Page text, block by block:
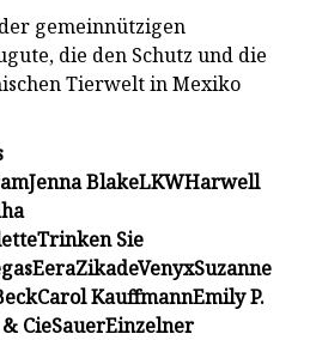
gemeinnützigen
die den Schutz und die
Tierwelt in Mexiko
Jenna BlakeLKWHarwell
Trinken Sie
EeraZikadeVenyxSuzanne
Carol KauffmannEmily P.
CieSauerEinzelner